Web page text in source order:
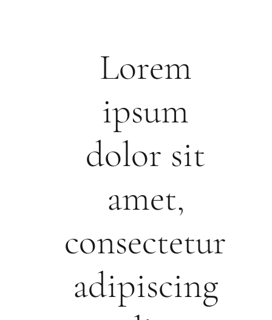
Lorem
ipsum
dolor sit
amet,
consectetur
adipiscing